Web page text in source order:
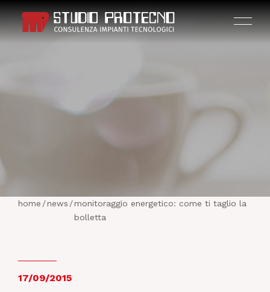
ATTIVITÀ
home /news /monitoraggio energetico: come ti taglio la
bolletta
17/09/2015